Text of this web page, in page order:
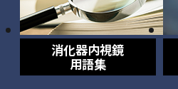
消化器内視鏡
用語集